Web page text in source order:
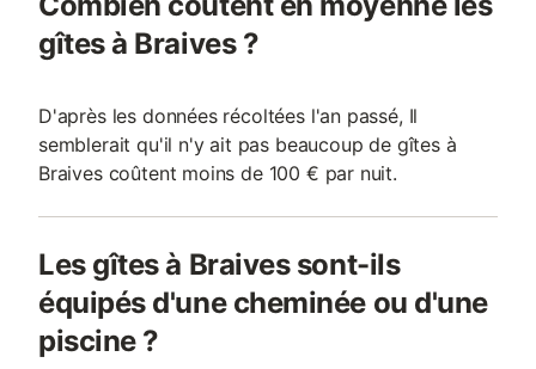
gîtes à Braives ?
D'après les données récoltées l'an passé, Il
semblerait qu'il n'y ait pas beaucoup de gîtes à
Braives coûtent moins de 100 € par nuit.
Les gîtes à Braives sont-ils
équipés d'une cheminée ou d'une
piscine ?